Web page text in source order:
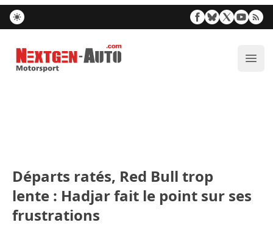
Nextgen-Auto.com
Départs ratés, Red Bull trop
lente : Hadjar fait le point sur ses
frustrations